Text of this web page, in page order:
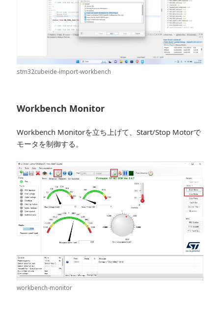
stm32cubeide-import-workbench
Workbench Monitor
Workbench Monitorを立ち上げて、Start/Stop Motorで
モータを制御する。
workbench-monitor